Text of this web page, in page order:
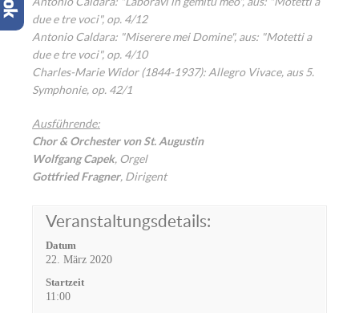
due e tre voci", op. 4/12
Antonio Caldara: "Miserere mei Domine", aus: "Motetti a
due e tre voci", op. 4/10
Charles-Marie Widor (1844-1937): Allegro Vivace, aus 5.
Symphonie, op. 42/1
Ausführende:
Chor& Orchester von St. Augustin
Wolfgang Capek, Orgel
Gottfried Fragner, Dirigent
Veranstaltungsdetails:
Datum
22. März 2020
Startzeit
11:00